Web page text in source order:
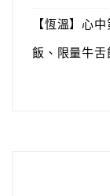
【恆溫】心
飯、限量牛舌